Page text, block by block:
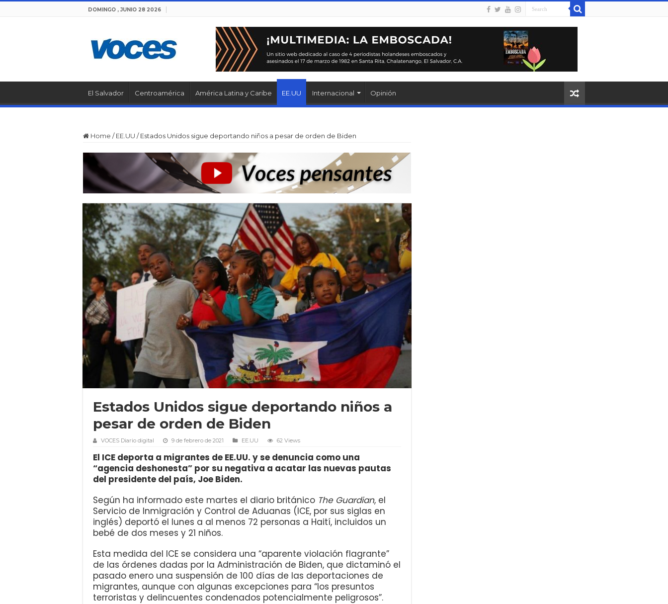
DOMINGO , JUNIO 28 2026
El Salvador Centroamérica América Latina y Caribe EE.UU Internacional Opinión
Home / EE.UU / Estados Unidos sigue deportando niños a pesar de orden de Biden
Estados Unidos sigue deportando niños a
pesar de orden de Biden
VOCES Diario digital 9 de febrero de 2021 EE.UU 62 Views
El ICE deporta a migrantes de EE.UU. y se denuncia como una
“agencia deshonesta” por su negativa a acatar las nuevas pautas
del presidente del país, Joe Biden.
Según ha informado este martes el diario británico The Guardian, el
Servicio de Inmigración y Control de Aduanas (ICE, por sus siglas en
inglés) deportó el lunes a al menos 72 personas a Haití, incluidos un
bebé de dos meses y 21 niños.
Esta medida del ICE se considera una “aparente violación flagrante”
de las órdenes dadas por la Administración de Biden, que dictaminó el
pasado enero una suspensión de 100 días de las deportaciones de
migrantes, aunque con algunas excepciones para “los presuntos
terroristas y delincuentes condenados potencialmente peligrosos”.